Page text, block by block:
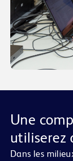
Une
utiliserez
Dans les